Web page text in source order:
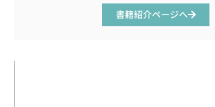
書籍紹介ページへ